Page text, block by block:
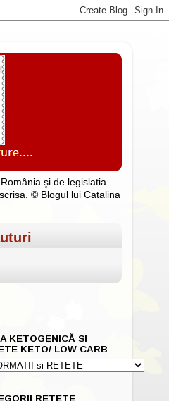
şi de legislatia
© Blogul lui Catalina
KETOGENICĂ SI
KETO/ LOW CARB
RETETE